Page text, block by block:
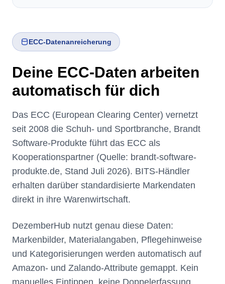
ECC-Datenanreicherung
Deine ECC-Daten arbeiten
automatisch für dich
Das ECC (European Clearing Center) vernetzt
seit 2008 die Schuh- und Sportbranche, Brandt
Software-Produkte führt das ECC als
Kooperationspartner (Quelle: brandt-software-
produkte.de, Stand Juli 2026). BITS-Händler
erhalten darüber standardisierte Markendaten
direkt in ihre Warenwirtschaft.
DezemberHub nutzt genau diese Daten:
Markenbilder, Materialangaben, Pflegehinweise
und Kategorisierungen werden automatisch auf
Amazon- und Zalando-Attribute gemappt. Kein
manuelles Eintippen, keine Doppelerfassung.